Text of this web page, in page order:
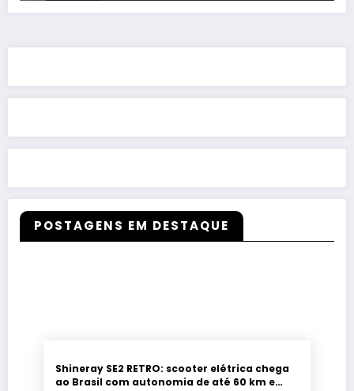
POSTAGENS EM DESTAQUE
Shineray SE2 RETRO: scooter elétrica chega
ao Brasil com autonomia de até 60 km e